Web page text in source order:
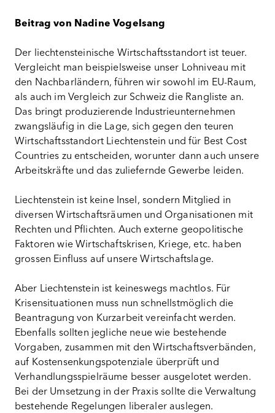
Beitrag von Nadine Vogelsang
Der liechtensteinische Wirtschaftsstandort ist teuer.
Vergleicht man beispielsweise unser Lohniveau mit
den Nachbarländern, führen wir sowohl im EU-Raum,
als auch im Vergleich zur Schweiz die Rangliste an.
Das bringt produzierende Industrieunternehmen
zwangsläufig in die Lage, sich gegen den teuren
Wirtschaftsstandort Liechtenstein und für Best Cost
Countries zu entscheiden, worunter dann auch unsere
Arbeitskräfte und das zuliefernde Gewerbe leiden.
Liechtenstein ist keine Insel, sondern Mitglied in
diversen Wirtschaftsräumen und Organisationen mit
Rechten und Pflichten. Auch externe geopolitische
Faktoren wie Wirtschaftskrisen, Kriege, etc. haben
grossen Einfluss auf unsere Wirtschaftslage.
Aber Liechtenstein ist keineswegs machtlos. Für
Krisensituationen muss nun schnellstmöglich die
Beantragung von Kurzarbeit vereinfacht werden.
Ebenfalls sollten jegliche neue wie bestehende
Vorgaben, zusammen mit den Wirtschaftsverbänden,
auf Kostensenkungspotenziale überprüft und
Verhandlungsspielräume besser ausgelotet werden.
Bei der Umsetzung in der Praxis sollte die Verwaltung
bestehende Regelungen liberaler auslegen.